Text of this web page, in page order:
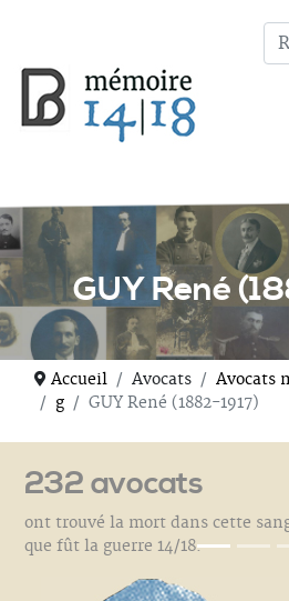
GUY René
Accueil Avocats
Avocats
g
GUY René (1882-1917)
232 avocats
ont trouvé la mort dans cette
que fût la guerre 14/18.